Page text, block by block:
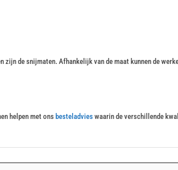
zijn de snijmaten. Afhankelijk van de maat kunnen de
helpen met ons besteladvieswaarin de verschillende